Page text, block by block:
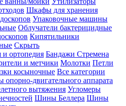
Шкафы для хранения
Упаковочные машины
Облучатели бактерицидные
Кипятильники
Скрыть
и ортопедия Бандажи Стремена
и метчики Молотки Петли
косыночные Все категории
опорно-двигательного аппарата
вытяжения Угломеры
Шины Беллера Шины